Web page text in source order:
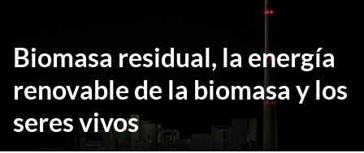
Biomasa residual, la energía
renovable de la biomasa y los
seres vivos